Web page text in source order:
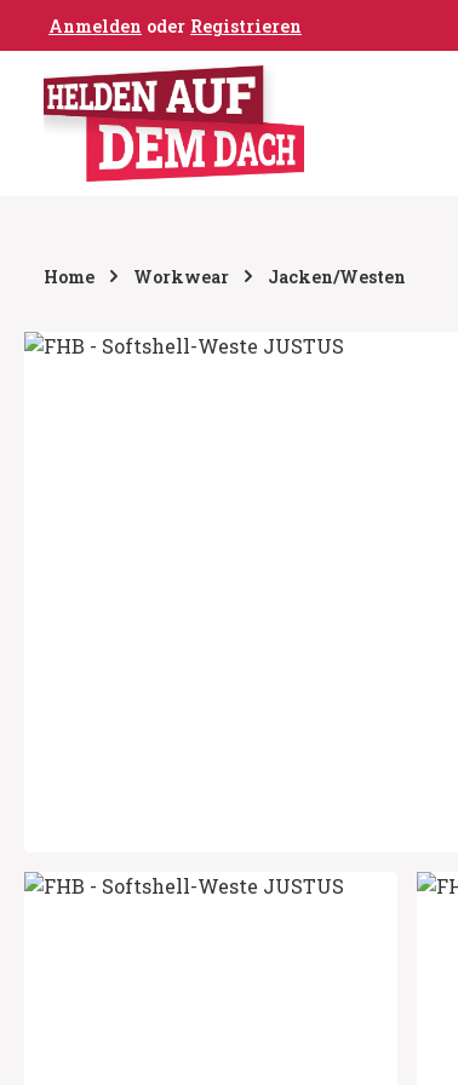
Hauptinhalt springen
Zur Hauptnavigation springen
Anmelden oder Registrieren
Home Workwear Jacken/Westen
Bildergalerie überspringen